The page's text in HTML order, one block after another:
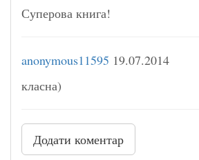
Суперова книга!
anonymous11595 19.07.2014
класна)
Додати коментар